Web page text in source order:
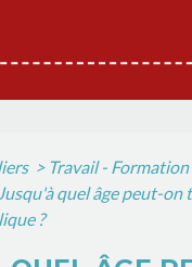
> Travail - Formation
Jusqu'à quel âge peut-on
?